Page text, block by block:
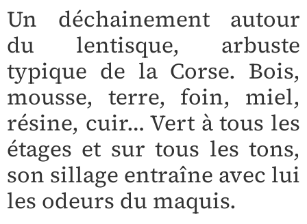
Un déchainement autour
du lentisque, arbuste
typique de la Corse. Bois,
mousse, terre, foin, miel,
résine, cuir… Vert à tous les
étages et sur tous les tons,
son sillage entraîne avec lui
les odeurs du maquis.